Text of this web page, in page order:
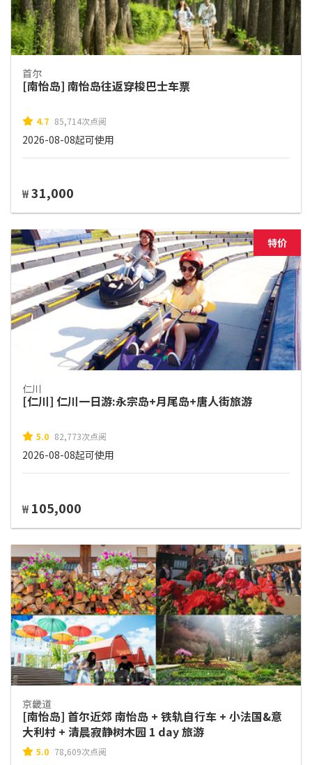
首尔
[南怡岛] 南怡岛往返穿梭巴士车票
4.7 85,714次点阅
2026-08-08起可使用
₩31,000
特价
仁川
[仁川] 仁川一日游:永宗岛+月尾岛+唐人街旅游
5.0 82,773次点阅
2026-08-08起可使用
₩ 105,000
京畿道
[南怡岛] 首尔近郊 南怡岛 + 铁轨自行车 + 小法国&意
大利村 + 清晨寂静树木园 1 day 旅游
5.0 78,609次点阅